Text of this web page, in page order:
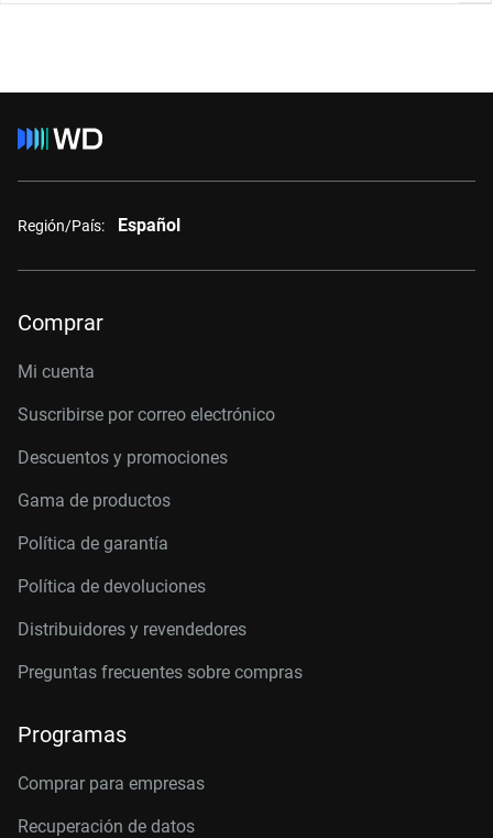
Región/País: Español
Comprar
Mi cuenta
Suscribirse por correo electrónico
Descuentos y promociones
Gama de productos
Política de garantía
Política de devoluciones
Distribuidores y revendedores
Preguntas frecuentes sobre compras
Programas
Comprar para empresas
Recuperación de datos